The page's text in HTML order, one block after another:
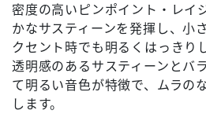
密度の高いピンポイント・レイ
かなサスティーンを発揮し、小
クセント時でも明るくはっきり
透明感のあるサスティーンとバ
て明るい音色が特徴で、ムラの
します。